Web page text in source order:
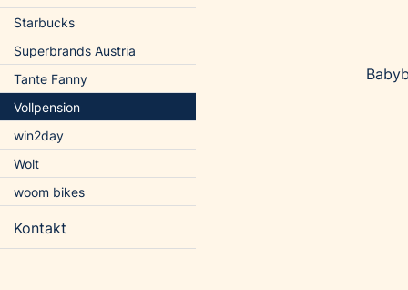
Starbucks
Superbrands Austria
Tante Fanny
Vollpension
win2day
Wolt
woom bikes
Kontakt